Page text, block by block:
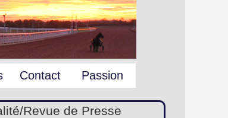
Contact Passion
Revue de Presse